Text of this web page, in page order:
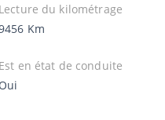
Lecture du kilométrage
Km
Est en état de conduite
Oui